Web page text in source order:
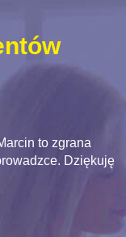
to zgrana
Dziękuję